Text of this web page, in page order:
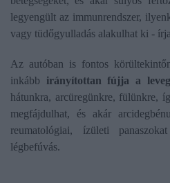
legyengült az immunrendszer,
vagy tüdőgyulladás alakulhat ki -
Az autóban is fontos
inkább irányítottan fújja a
hátunkra, arcüregünkre, fülünkre,
megfájdulhat, és akár
reumatológiai, ízületi
légbefúvás.